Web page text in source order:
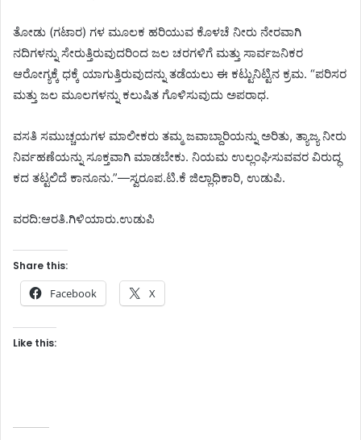
ತೋಡು (ಗಟಾರ) ಗಳ ಮೂಲಕ ಹರಿಯುವ ಕೊಳಚೆ ನೀರು ನೇರವಾಗಿ
ನದಿಗಳನ್ನು ಸೇರುತ್ತಿರುವುದರಿಂದ ಜಲ ಚರಗಳಿಗೆ ಮತ್ತು ಸಾರ್ವಜನಿಕರ
ಆರೋಗ್ಯಕ್ಕೆ ಧಕ್ಕೆ ಯಾಗುತ್ತಿರುವುದನ್ನು ತಡೆಯಲು ಈ ಕಟ್ಟುನಿಟ್ಟಿನ ಕ್ರಮ. “ಪರಿಸರ
ಮತ್ತು ಜಲ ಮೂಲಗಳನ್ನು ಕಲುಷಿತ ಗೊಳಿಸುವುದು ಅಪರಾಧ.
ವಸತಿ ಸಮುಚ್ಚಯಗಳ ಮಾಲೀಕರು ತಮ್ಮ ಜವಾಬ್ದಾರಿಯನ್ನು ಅರಿತು, ತ್ಯಾಜ್ಯ ನೀರು
ನಿರ್ವಹಣೆಯನ್ನು ಸೂಕ್ತವಾಗಿ ಮಾಡಬೇಕು. ನಿಯಮ ಉಲ್ಲಂಘಿಸುವವರ ವಿರುದ್ಧ
ಕದ ತಟ್ಟಲಿದೆ ಕಾನೂನು.”—ಸ್ವರೂಪ.ಟಿ.ಕೆ ಜಿಲ್ಲಾಧಿಕಾರಿ, ಉಡುಪಿ.
ವರದಿ:ಆರತಿ.ಗಿಳಿಯಾರು.ಉಡುಪಿ
Share this:
Facebook X
Like this: